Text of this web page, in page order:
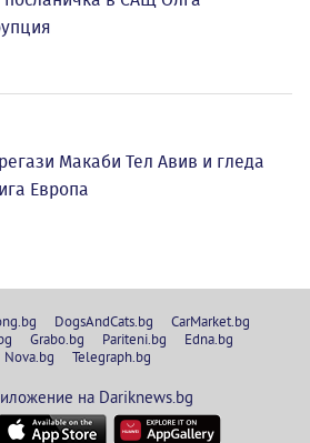
Макаби Тел Авив и гледа
Европа
DogsAndCats.bg
CarMarket.bg
Grabo.bg Pariteni.bg
Edna.bg
Nova.bg Telegraph.bg
на Dariknews.bg